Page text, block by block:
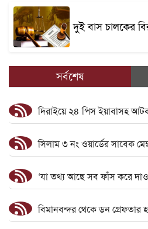
দুই বাস চালকের
সর্বশেষ
দিরাইয়ে ২৪ পিস ইয়াবাসহ
সিলাম ৩ নং ওয়ার্ডের সাবেক
‘যা তথ্য আছে সব ফাঁস করে
বিমানবন্দর থেকে ডন গ্রেফতার